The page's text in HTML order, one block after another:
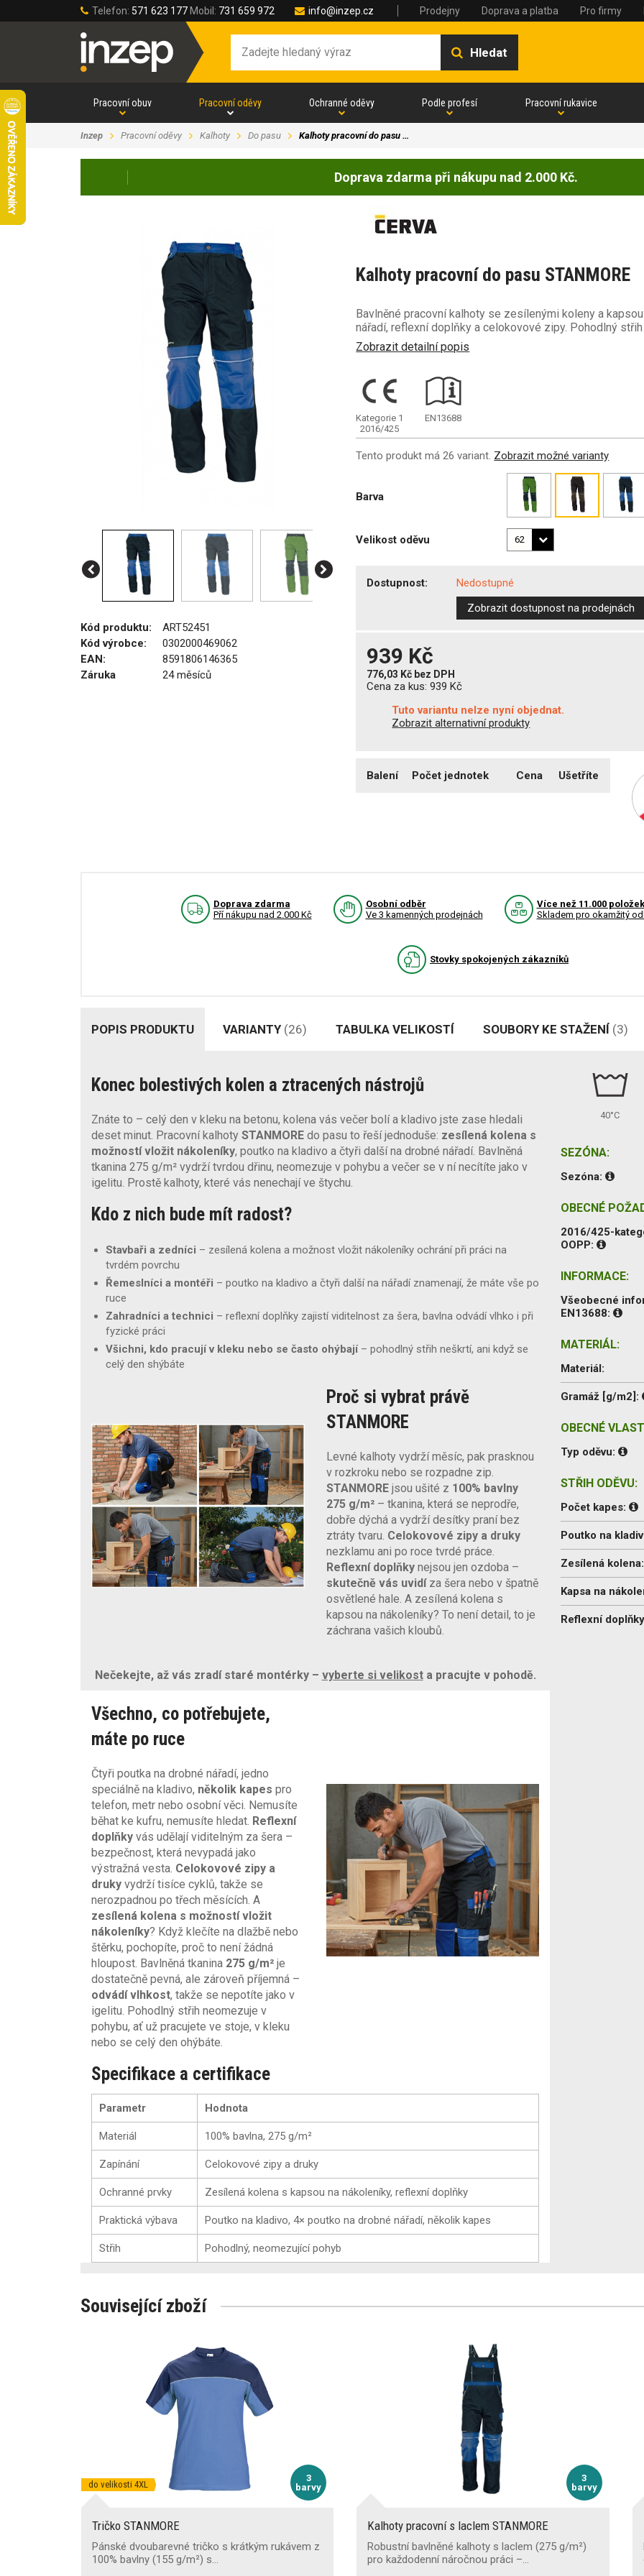
Telefon: 571 623 177 Mobil: 731 659 972 info@inzep.cz Prodejny Doprava a platba Pro firmy
Hledat
Pracovní obuv Pracovní oděvy Ochranné oděvy Podle profesí Pracovní rukavice
Inzep Pracovní oděvy Kalhoty Do pasu Kalhoty pracovní do pasu …
Doprava zdarma při nákupu nad 2.000 Kč.
Kód produktu:
ART52451
Kód výrobce:
0302000469062
EAN:
8591806146365
Záruka
24 měsíců
Kalhoty pracovní do pasu STANMORE
Bavlněné pracovní kalhoty se zesílenými koleny a
nářadí, reflexní doplňky a celokovové zipy. Pohodlný
Zobrazit detailní popis
Kategorie 1
2016/425
EN13688
Tento produkt má 26 variant. Zobrazit možné varianty
Barva
Velikost oděvu
Dostupnost:
Nedostupné
Zobrazit dostupnost na prodejnách
939 Kč
776,03 Kč bez DPH
Cena za kus:939 Kč
Tuto variantu nelze nyní objednat.
Zobrazit alternativní produkty
Balení Počet jednotek Cena Ušetříte
Doprava zdarma
Pří nákupu nad 2.000 Kč
Osobní odběr
Ve 3 kamenných prodejnách
Více než 11.000 položek
Skladem pro okamžitý
Stovky spokojených zákazníků
POPIS PRODUKTU VARIANTY (26) TABULKA VELIKOSTÍ SOUBORY KE STAŽENÍ (3)
Konec bolestivých kolen a ztracených nástrojů
Znáte to – celý den v kleku na betonu, kolena vás večer bolí a kladivo jste zase hledali
deset minut. Pracovní kalhoty STANMORE do pasu to řeší jednoduše: zesílená kolena s
možností vložit nákoleníky, poutko na kladivo a čtyři další na drobné nářadí. Bavlněná
tkanina 275 g/m² vydrží tvrdou dřinu, neomezuje v pohybu a večer se v ní necítíte jako v
igelitu. Prostě kalhoty, které vás nenechají ve štychu.
Kdo z nich bude mít radost?
Stavbaři a zedníci – zesílená kolena a možnost vložit nákoleníky ochrání při práci na
tvrdém povrchu
Řemeslníci a montéři – poutko na kladivo a čtyři další na nářadí znamenají, že máte vše po
ruce
Zahradníci a technici – reflexní doplňky zajistí viditelnost za šera, bavlna odvádí vlhko i při
fyzické práci
Všichni, kdo pracují v kleku nebo se často ohýbají– pohodlný střih neškrtí, ani když se
celý den shýbáte
Proč si vybrat právě
STANMORE
Levné kalhoty vydrží měsíc, pak prasknou
v rozkroku nebo se rozpadne zip.
STANMORE jsou ušité z 100% bavlny
275 g/m²– tkanina, která se neprodře,
dobře dýchá a vydrží desítky praní bez
ztráty tvaru. Celokovové zipy a druky
nezklamu ani po roce tvrdé práce.
Reflexní doplňkynejsou jen ozdoba –
skutečně vás uvidíza šera nebo v špatně
osvětlené hale. A zesílená kolena s
kapsou na nákoleníky? To není detail, to je
záchrana vašich kloubů.
Nečekejte, až vás zradí staré montérky – vyberte si velikosta pracujte v pohodě.
Všechno, co potřebujete,
máte po ruce
Čtyři poutka na drobné nářadí, jedno
speciálně na kladivo, několik kapes pro
telefon, metr nebo osobní věci. Nemusíte
běhat ke kufru, nemusíte hledat. Reflexní
doplňky vás udělají viditelným za šera –
bezpečnost, která nevypadá jako
výstražná vesta. Celokovové zipy a
druky vydrží tisíce cyklů, takže se
nerozpadnou po třech měsících. A
zesílená kolena s možností vložit
nákoleníky? Když klečíte na dlažbě nebo
štěrku, pochopíte, proč to není žádná
hloupost. Bavlněná tkanina 275 g/m² je
dostatečně pevná, ale zároveň příjemná –
odvádí vlhkost, takže se nepotíte jako v
igelitu. Pohodlný střih neomezuje v
pohybu, ať už pracujete ve stoje, v kleku
nebo se celý den ohýbáte.
Specifikace a certifikace
Parametr Hodnota
Materiál 100% bavlna, 275 g/m²
Zapínání Celokovové zipy a druky
Ochranné prvky Zesílená kolena s kapsou na nákoleníky, reflexní doplňky
Praktická výbava Poutko na kladivo, 4× poutko na drobné nářadí, několik kapes
Střih Pohodlný, neomezující pohyb
40°C
SEZÓNA:
Sezóna:
OBECNÉ
2016/425-
OOPP:
INFORMACE:
Všeobecné
EN13688:
MATERIÁL:
Materiál:
Gramáž [g/m2]:
OBECNÉ
Typ oděvu:
STŘIH ODĚVU:
Počet kapes:
Poutko na
Zesílená
Kapsa na
Reflexní
Související zboží
3
barvy
do velikosti 4XL
Tričko STANMORE
Pánské dvoubarevné tričko s krátkým rukávem z
100% bavlny (155 g/m²) s…
3
barvy
Kalhoty pracovní s laclem STANMORE
Robustní bavlněné kalhoty s laclem (275 g/m²)
pro každodenní náročnou práci –…